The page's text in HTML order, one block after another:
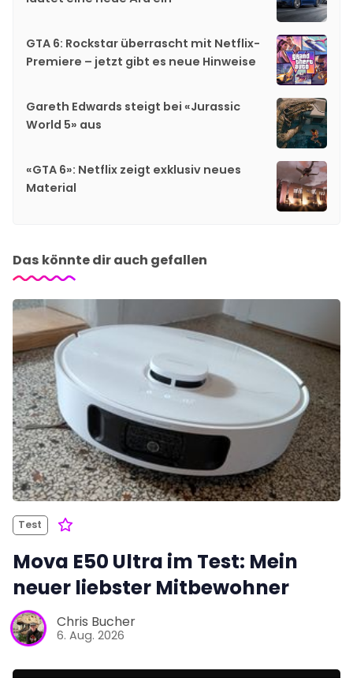
GTA 6: Rockstar überrascht mit Netflix-
Premiere – jetzt gibt es neue Hinweise
Gareth Edwards steigt bei «Jurassic
World 5» aus
«GTA 6»: Netflix zeigt exklusiv neues
Material
Das könnte dir auch gefallen
Test
Mova E50 Ultra im Test: Mein
neuer liebster Mitbewohner
Chris Bucher
6. Aug. 2026